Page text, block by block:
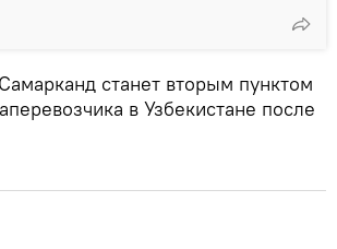
станет вторым пунктом
в Узбекистане после